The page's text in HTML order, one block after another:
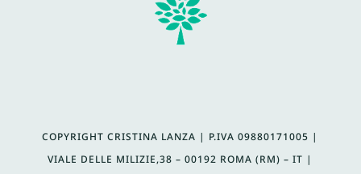
COPYRIGHT CRISTINA LANZA | P.IVA09880171005 |
VIALE DELLE MILIZIE,38 – 00192 ROMA (RM) – IT |